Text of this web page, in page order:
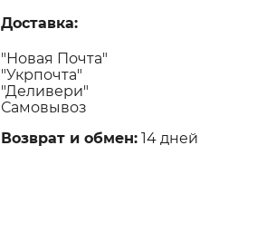
Доставка:
"Новая Почта"
"Укрпочта"
"Деливери"
Самовывоз
Возврат и обмен: 14 дней